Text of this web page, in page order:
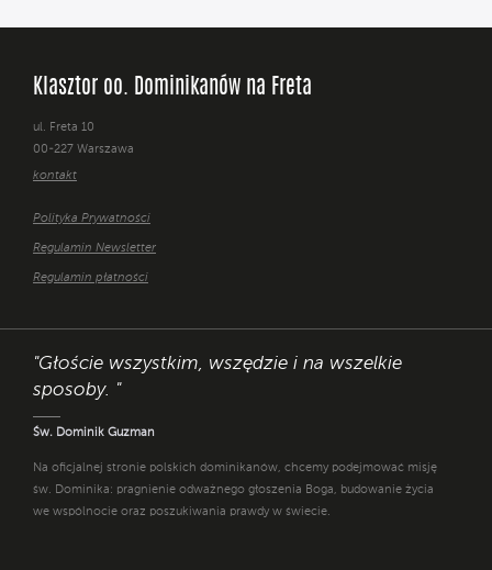
Klasztor oo. Dominikanów na Freta
ul. Freta 10
00-227 Warszawa
kontakt
Polityka Prywatności
Regulamin Newsletter
Regulamin płatności
"Głoście wszystkim, wszędzie i na wszelkie
sposoby. "
Św. Dominik Guzman
Na oficjalnej stronie polskich dominikanów, chcemy podejmować misję
św. Dominika: pragnienie odważnego głoszenia Boga, budowanie życia
we wspólnocie oraz poszukiwania prawdy w świecie.